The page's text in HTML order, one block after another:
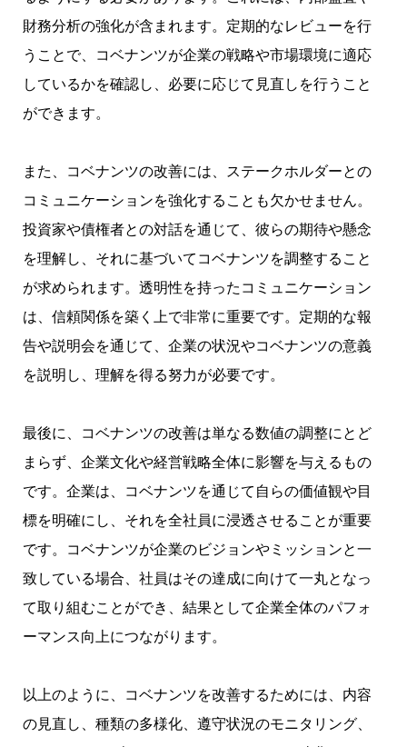
財務分析の強化が含まれます。定期的なレビューを行
うことで、コベナンツが企業の戦略や市場環境に適応
しているかを確認し、必要に応じて見直しを行うこと
ができます。
また、コベナンツの改善には、ステークホルダーとの
コミュニケーションを強化することも欠かせません。
投資家や債権者との対話を通じて、彼らの期待や懸念
を理解し、それに基づいてコベナンツを調整すること
が求められます。透明性を持ったコミュニケーション
は、信頼関係を築く上で非常に重要です。定期的な報
告や説明会を通じて、企業の状況やコベナンツの意義
を説明し、理解を得る努力が必要です。
最後に、コベナンツの改善は単なる数値の調整にとど
まらず、企業文化や経営戦略全体に影響を与えるもの
です。企業は、コベナンツを通じて自らの価値観や目
標を明確にし、それを全社員に浸透させることが重要
です。コベナンツが企業のビジョンやミッションと一
致している場合、社員はその達成に向けて一丸となっ
て取り組むことができ、結果として企業全体のパフォ
ーマンス向上につながります。
以上のように、コベナンツを改善するためには、内容
の見直し、種類の多様化、遵守状況のモニタリング、